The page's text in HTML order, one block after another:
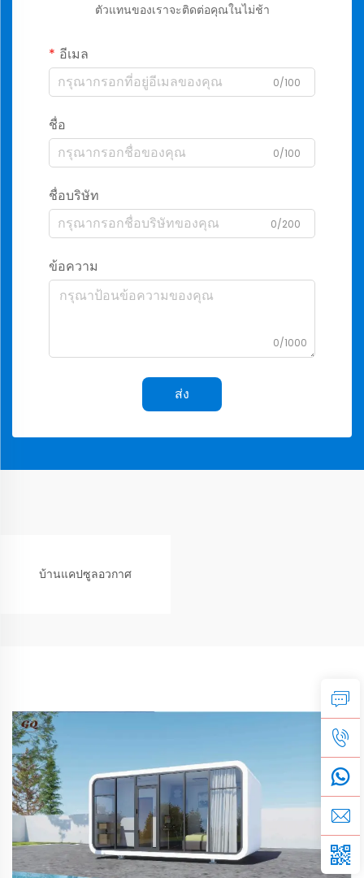
ตัวแทนของเราจะติดต่อคุณในไม่ช้า
อีเมล
0/100
ชื่อ
0/100
ชื่อบริษัท
0/200
ข้อความ
0/1000
ส่ง
บ้านแคปซูลอวกาศ